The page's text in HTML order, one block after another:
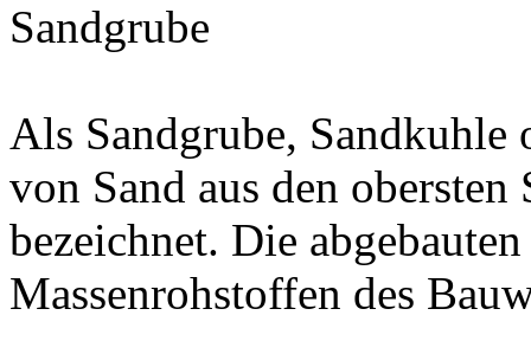
Sandgrube
Als Sandgrube, Sandkuhle
von Sand aus den
bezeichnet. Die
Massenrohstoffen des